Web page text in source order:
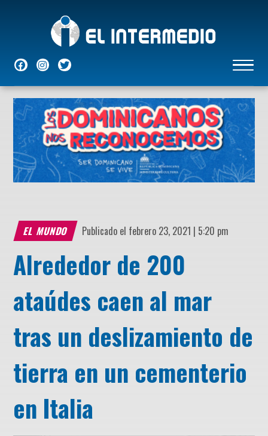
NACIONALES INTERNACIONALESECONÓMICASDEPORTES ENTRETENIMIENTO
EL MUNDO Publicado el febrero 23, 2021 | 5:20 pm
Alrededor de 200
ataúdes caen al mar
tras un deslizamiento de
tierra en un cementerio
en Italia